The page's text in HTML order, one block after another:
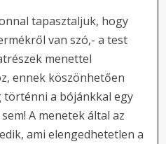
tapasztaljuk, hogy
van szó,- a test
menettel
ennek köszönhetően
történni a bójánkkal egy
A menetek által az
ami elengedhetetlen a